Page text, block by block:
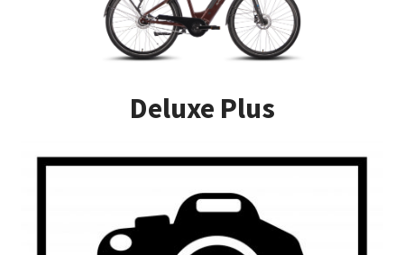
Vertrag widerrufen
Deluxe Plus